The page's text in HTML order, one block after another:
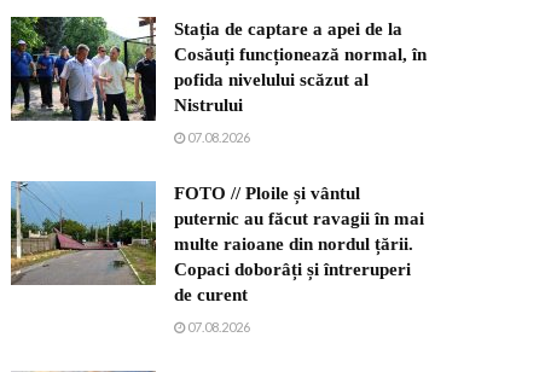
Stația de captare a apei de la
Cosăuți funcționează normal, în
pofida nivelului scăzut al
Nistrului
07.08.2026
FOTO // Ploile și vântul
puternic au făcut ravagii în mai
multe raioane din nordul țării.
Copaci doborâți și întreruperi
de curent
07.08.2026